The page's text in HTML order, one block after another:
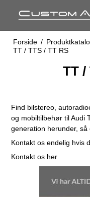
Forside /
TT / TTS / TT RS
TT /
Find bilstereo,
og mobiltilbehør til Audi
generation herunder, så
Kontakt os endelig hvis
Kontakt os her